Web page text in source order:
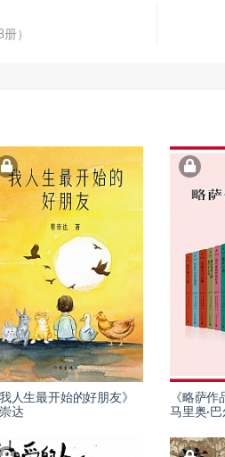
）
我人生最开始的好朋友》
达
《略萨
马里奥·